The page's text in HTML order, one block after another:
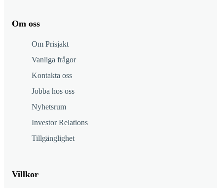
Om oss
Om Prisjakt
Vanliga frågor
Kontakta oss
Jobba hos oss
Nyhetsrum
Investor Relations
Tillgänglighet
Villkor